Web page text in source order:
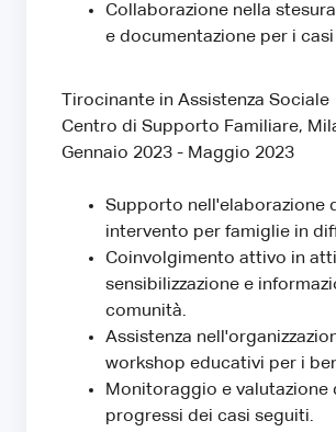
Collaborazione nella
e documentazione per i
Tirocinante in Assistenza Sociale
Centro di Supporto Familiare,
Gennaio 2023 - Maggio 2023
Supporto nell'elaborazione
intervento per famiglie in
Coinvolgimento attivo in
sensibilizzazione e
comunità.
Assistenza
workshop educativi per i
Monitoraggio e valutazione
progressi dei casi seguiti.